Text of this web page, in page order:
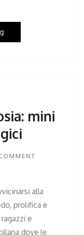
mini
alla
prolifica e
e
dove le